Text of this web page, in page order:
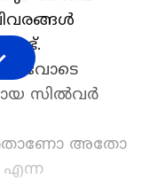
വരവോടെ
സില്‍വര്‍
അതോ
എന്ന